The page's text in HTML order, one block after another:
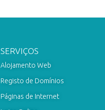
SERVIÇOS
Alojamento Web
Registo de Domínios
Páginas de Internet